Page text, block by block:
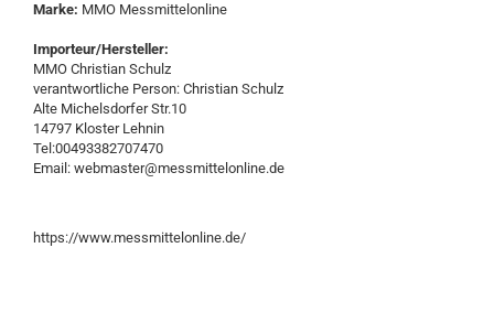
Marke: MMO Messmittelonline
Importeur/Hersteller:
MMO Christian Schulz
verantwortliche Person: Christian Schulz
Alte Michelsdorfer Str.10
14797 Kloster Lehnin
Tel:00493382707470
Email: webmaster@messmittelonline.de
https://www.messmittelonline.de/